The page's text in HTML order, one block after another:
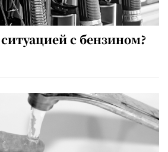
с бензином?